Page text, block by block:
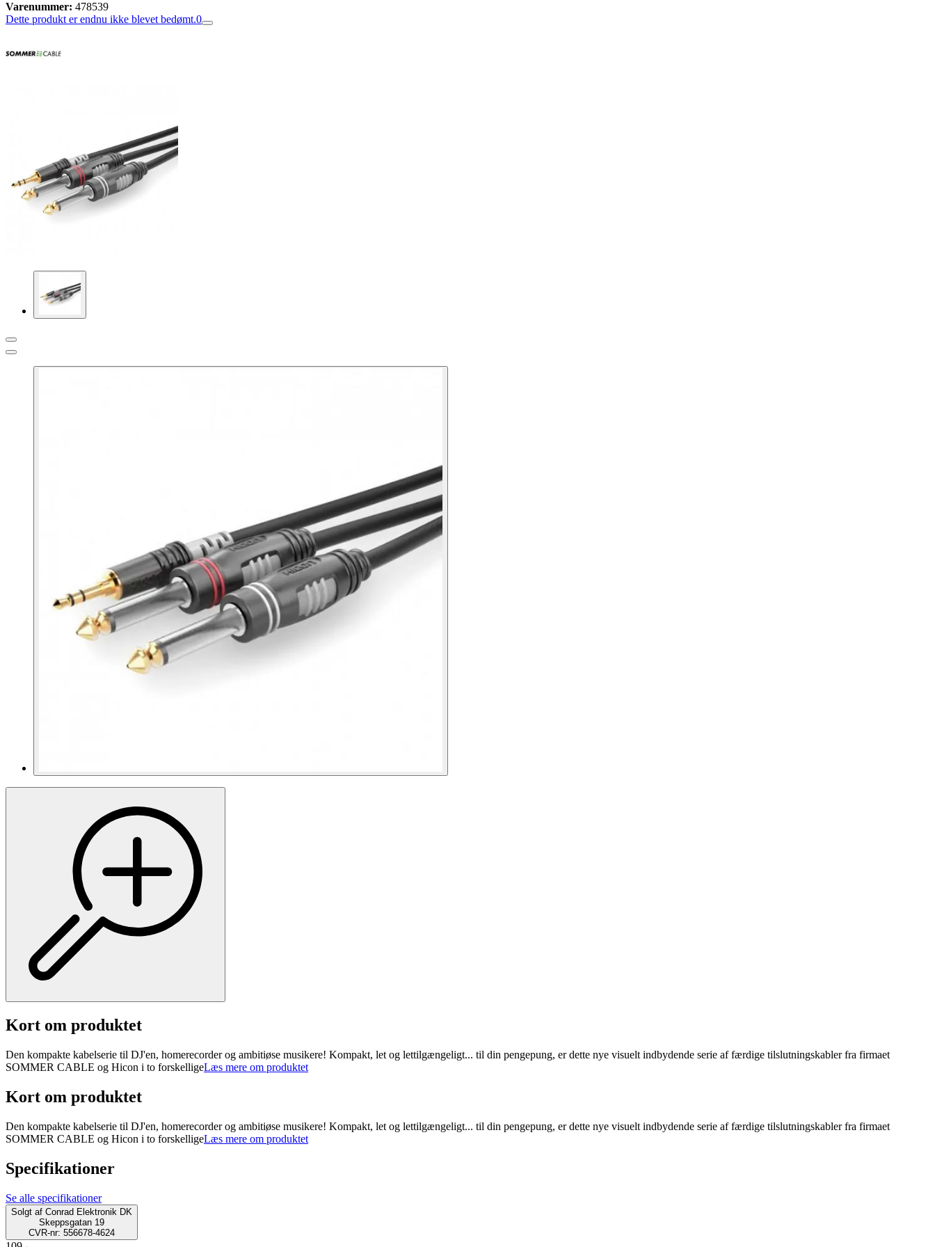
Varenummer: 478539
Dette produkt er endnu ikke blevet bedømt.0
Kort om produktet
Den kompakte kabelserie til DJ'en, homerecorder og ambitiøse musikere! Kompakt, let og lettilgængeligt... til din pengepung, er dette nye visuelt indbydende serie af færdige tilslutningskabler fra firmaet
SOMMER CABLE og Hicon i to forskelligeLæs mere om produktet
Kort om produktet
Den kompakte kabelserie til DJ'en, homerecorder og ambitiøse musikere! Kompakt, let og lettilgængeligt... til din pengepung, er dette nye visuelt indbydende serie af færdige tilslutningskabler fra firmaet
SOMMER CABLE og Hicon i to forskelligeLæs mere om produktet
Specifikationer
Se alle specifikationer
Solgt af Conrad Elektronik DK
Skeppsgatan 19
CVR-nr: 556678-4624